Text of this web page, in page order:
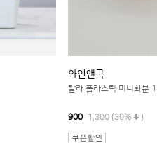
와인앤쿡
칼라 플라스틱 미니화분
900 1,300 (30% )